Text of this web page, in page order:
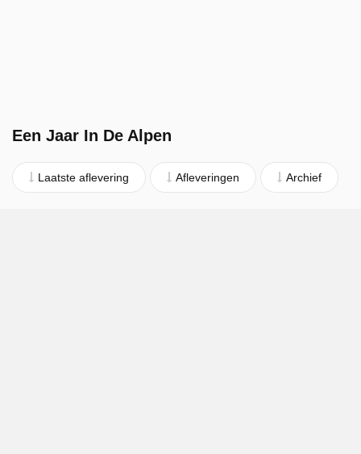
Een Jaar In De Alpen
Laatste aflevering Afleveringen Archief